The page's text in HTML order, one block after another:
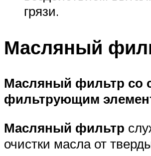
грязи.
Масляный
Масляный фильтр со
фильтрующим
Масляный фильтр
очистки масла от